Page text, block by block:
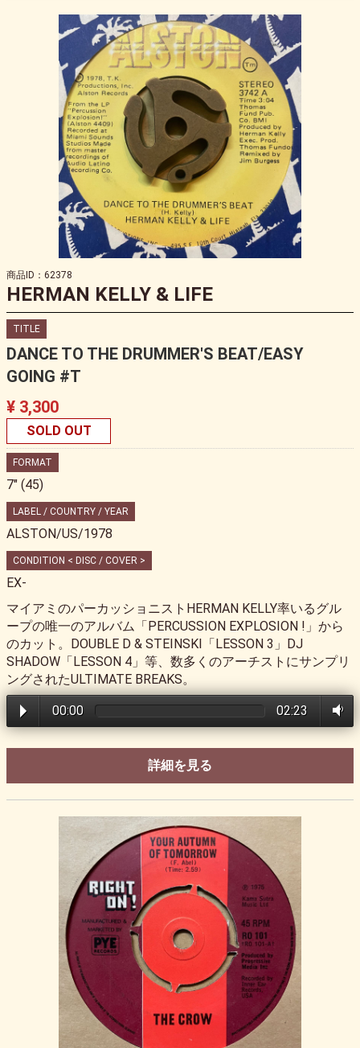
商品ID：62378
HERMAN KELLY & LIFE
TITLE
DANCE TO THE DRUMMER'S BEAT/EASY
GOING #T
¥ 3,300
SOLD OUT
FORMAT
7" (45)
LABEL / COUNTRY / YEAR
ALSTON/US/1978
CONDITION < DISC / COVER >
EX-
マイアミのパーカッショニストHERMAN KELLY率いるグル
ープの唯一のアルバム「PERCUSSION EXPLOSION !」から
のカット。DOUBLE D & STEINSKI「LESSON 3」DJ
SHADOW「LESSON 4」等、数多くのアーチストにサンプリ
ングされたULTIMATE BREAKS。
00:00 02:23
詳細を見る